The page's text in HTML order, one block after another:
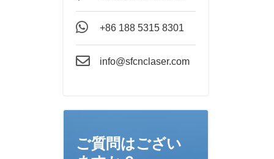
+86 188 5315 8301
info@sfcnclaser.com
ご質問はござい